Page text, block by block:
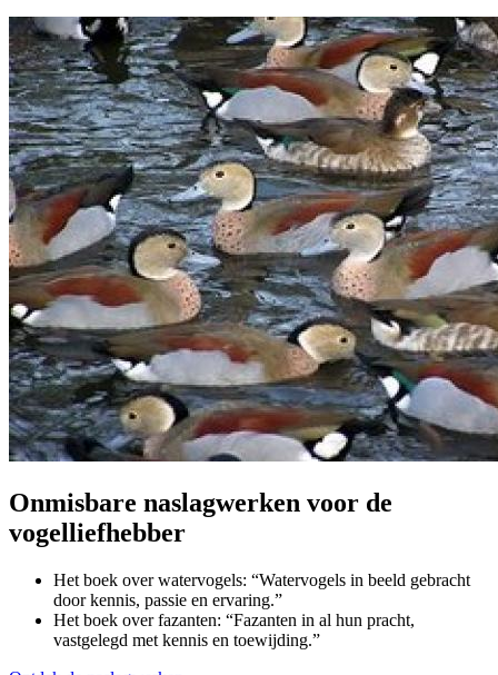
Onmisbare naslagwerken voor de
vogelliefhebber
Het boek over watervogels: “Watervogels in beeld gebracht
door kennis, passie en ervaring.”
Het boek over fazanten: “Fazanten in al hun pracht,
vastgelegd met kennis en toewijding.”